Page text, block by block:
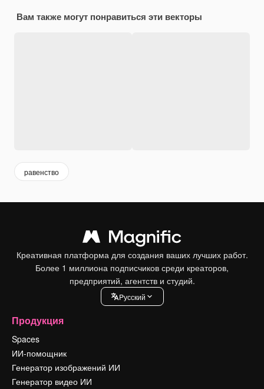
Вам также могут понравиться эти векторы
равенство
Креативная платформа для создания ваших лучших работ.
Более 1 миллиона подписчиков среди креаторов,
предприятий, агентств и студий.
Pусский
Продукция
Spaces
ИИ-помощник
Генератор изображений ИИ
Генератор видео ИИ